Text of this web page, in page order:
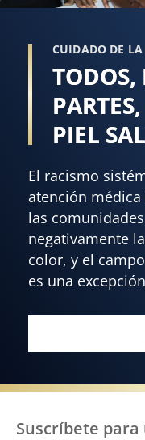
CUIDADO DE
TODOS,
PIEL
El racismo
atención
las
negativamente
color, y el
es una
Suscríbete